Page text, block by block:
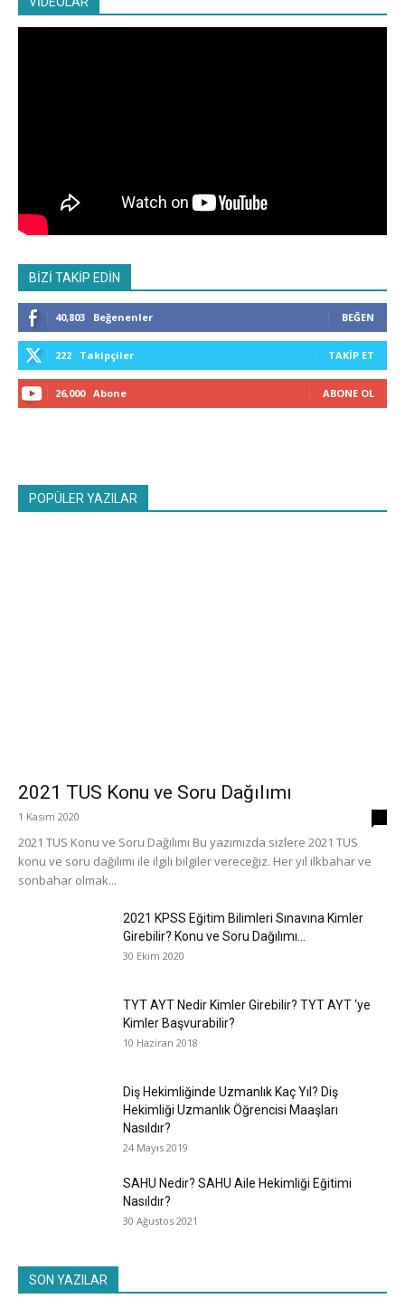
BİZİ TAKİP EDİN
40,803 Beğenenler BEĞEN
222 Takipçiler TAKIP ET
26,000 Abone ABONE OL
POPÜLER YAZILAR
2021 TUS Konu ve Soru Dağılımı
1 Kasım 2020
2021 TUS Konu ve Soru Dağılımı Bu yazımızda sizlere 2021 TUS
konu ve soru dağılımı ile ilgili bilgiler vereceğiz. Her yıl ilkbahar ve
sonbahar olmak...
2021 KPSS Eğitim Bilimleri Sınavına Kimler
Girebilir? Konu ve Soru Dağılımı...
30 Ekim 2020
TYT AYT Nedir Kimler Girebilir? TYT AYT ‘ye
Kimler Başvurabilir?
10 Haziran 2018
Diş Hekimliğinde Uzmanlık Kaç Yıl? Diş
Hekimliği Uzmanlık Öğrencisi Maaşları
Nasıldır?
24 Mayıs 2019
SAHU Nedir? SAHU Aile Hekimliği Eğitimi
Nasıldır?
30 Ağustos 2021
SON YAZILAR